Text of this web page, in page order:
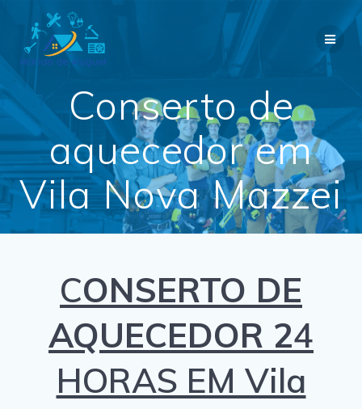
Conserto de
aquecedor em
Vila Nova Mazzei
CONSERTO DE
AQUECEDOR 24
HORAS EM Vila